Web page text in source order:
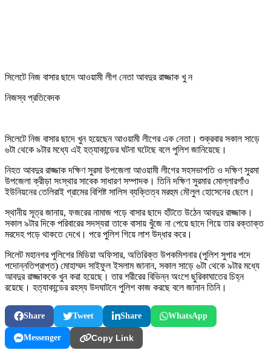
সিলেটে নিজ বাসার ছাদে আওয়ামী লীগ নেতা আবদুর রাজ্জাক খু ন
নিজস্ব প্রতিবেদক
সিলেটে নিজ বাসার ছাদে খুন হয়েছেন আওয়ামী লীগের এক নেতা। শুক্রবার সকাল সাড়ে
৬টা থেকে ৯টার মধ্যে এই হত্যাকান্ডের ঘটনা ঘটেছে বলে পুলিশ জানিয়েছে।
নিহত আবদুর রাজ্জাক দক্ষিণ সুরমা উপজেলা আওয়ামী লীগের সহসভাপতি ও দক্ষিণ সুরমা
উপজেলা ক্রীড়া সংস্থার সাবেক সাধারণ সম্পাদক। তিনি দক্ষিণ সুরমার মোল্লারগাঁও
ইউনিয়নের তেলিরাই গ্রামের বিশিষ্ট সালিস ব্যক্তিত্ব মরহুম মৌলুল হোসেনের ছেলে।
স্থানীয় সূত্র জানায়, ফজরের নামাজ পড়ে বাসার ছাদে হাঁটতে উঠেন আবদুর রাজ্জাক।
সকাল ৯টার দিকে পরিবারের সদস্যরা তাকে বাসায় খুঁজে না পেয়ে ছাদে গিয়ে তার রক্তাক্ত
মরদেহ পড়ে থাকতে দেখে। পরে পুলিশ গিয়ে লাশ উদ্ধার করে।
সিলেট মহানগর পুলিশের মিডিয়া অফিসার, অতিরিক্ত উপকমিশনার (পুলিশ সুপার পদে
পদোন্নতিপ্রাপ্ত) মোহাম্মদ সাইফুল ইসলাম জানান, সকাল সাড়ে ৬টা থেকে ৯টার মধ্যে
আবদুর রাজ্জাককে খুন করা হয়েছে। তার শরীরের বিভিন্ন অংশে ছুরিকাঘাতের চিহ্ন
রয়েছে। হত্যাকান্ডের রহস্য উদঘাটনে পুলিশ কাজ করছে বলে জানান তিনি।
Share Tweet Share WhatsApp
Messenger Copy Link